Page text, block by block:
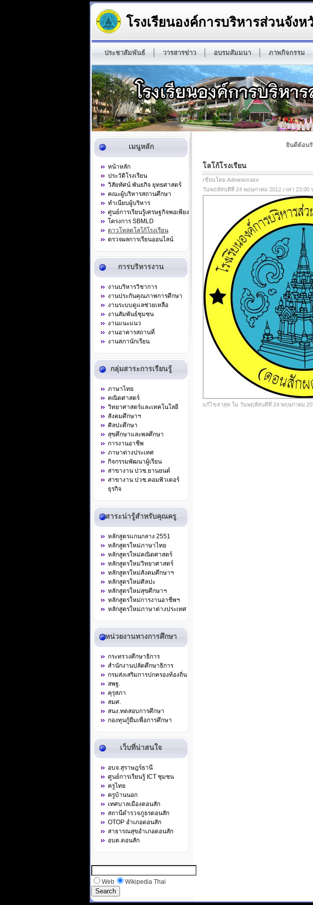
โรงเรียนองค์การบริหารส่วนจัง
ประชาสัมพันธ์ วารสารข่าว อบรมสัมมนา ภาพกิจกรรม
เมนูหลัก
หน้าหลัก
ประวัติโรงเรียน
วิสัยทัศน์ พันธกิจ ยุทธศาสตร์
คณะผู้บริหารสถานศึกษา
ทำเนียบผู้บริหาร
ศูนย์การเรียนรู้เศรษฐกิจพอเพียง
โครงการ SBMLD
ดาวโหลดโลโก้โรงเรียน
ตรวจผลการเรียนออนไลน์
การบริหารงาน
งานบริหารวิชาการ
งานประกันคุณภาพการศึกษา
งานระบบดูแลช่วยเหลือ
งานสัมพันธ์ชุมชน
งานแนะแนว
งานอาคารสถานที่
งานสภานักเรียน
กลุ่มสาระการเรียนรู้
ภาษาไทย
คณิตศาสตร์
วิทยาศาสตร์และเทคโนโลยี
สังคมศึกษาฯ
ศิลปะศึกษา
สุขศึกษาและพลศึกษา
การงานอาชีพ
ภาษาต่างประเทศ
กิจกรรมพัฒนาผู้เรียน
สาขางาน ปวช.ยานยนต์
สาขางาน ปวช.คอมพิวเตอร์
ธุรกิจ
สาระน่ารู้สำหรับคุณครู
หลักสูตรแกนกลาง 2551
หลักสูตรใหม่ภาษาไทย
หลักสูตรใหม่คณิตศาสตร์
หลักสูตรใหม่วิทยาศาสตร์
หลักสูตรใหม่สังคมศึกษาฯ
หลักสูตรใหม่ศิลปะ
หลักสูตรใหม่สุขศึกษาฯ
หลักสูตรใหม่การงานอาชีพฯ
หลักสูตรใหม่ภาษาต่างประเทศ
หน่วยงานทางการศึกษา
กระทรวงศึกษาธิการ
สำนักงานปลัดศึกษาธิการ
กรมส่งเสริมการปกครองท้องถิ่น
สพฐ.
คุรุสภา
สมศ.
สนง.ทดสอบการศึกษา
กองทุนกู้ยืมเพื่อการศึกษา
เว็บที่น่าสนใจ
อบจ.สุราษฎร์ธานี
ศูนย์การเรียนรู้ ICT ชุมชน
ครูไทย
ครูบ้านนอก
เทศบาลเมืองดอนสัก
สถานีตำรวจภูธรดอนสัก
OTOP อำเภอดอนสัก
สาธารณสุขอำเภอดอนสัก
อบต.ดอนสัก
Web Wikipedia Thai
ยินดีต้อนรั
โลโก้โรงเรียน
เขียนโดย Administrator
วันพฤหัสบดีที่ 24 พฤษภาคม 2012 เวลา 23:00
แก้ไขล่าสุด ใน วันพฤหัสบดีที่ 24 พฤษภาคม